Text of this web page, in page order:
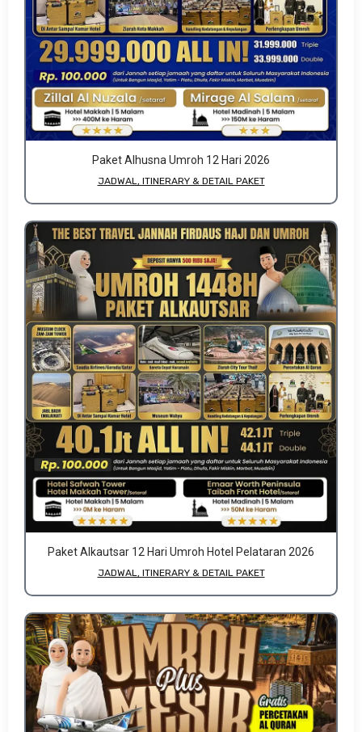
Paket Alhusna Umroh 12 Hari 2026
JADWAL, ITINERARY & DETAIL PAKET
Paket Alkautsar 12 Hari Umroh Hotel Pelataran 2026
JADWAL, ITINERARY & DETAIL PAKET